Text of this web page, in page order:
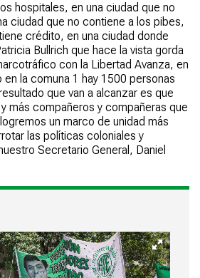
hospitales, en una ciudad que no
ciudad que no contiene a los pibes,
crédito, en una ciudad donde
Bullrich que hace la vista gorda
con la Libertad Avanza, en
la comuna 1 hay 1500 personas
que van a alcanzar es que
más compañeros y compañeras que
un marco de unidad más
las políticas coloniales y
Secretario General, Daniel